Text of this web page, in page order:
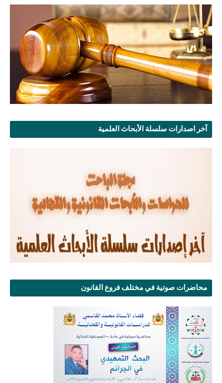
آخر اصدارات سلسلة الأبحاث العلمية
محاضرات صوتية في مختلف فروع القانون